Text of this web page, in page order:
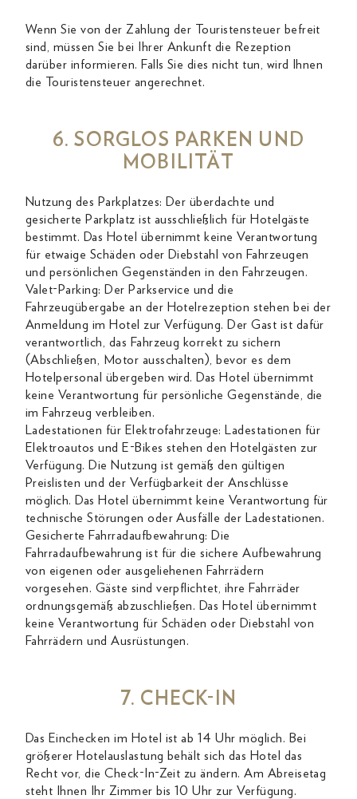
Wenn Sie von der Zahlung der Touristensteuer befreit
sind, müssen Sie bei Ihrer Ankunft die Rezeption
darüber informieren. Falls Sie dies nicht tun, wird Ihnen
die Touristensteuer angerechnet.
6. SORGLOS PARKEN UND
MOBILITÄT
Nutzung des Parkplatzes: Der überdachte und
gesicherte Parkplatz ist ausschließlich für Hotelgäste
bestimmt. Das Hotel übernimmt keine Verantwortung
für etwaige Schäden oder Diebstahl von Fahrzeugen
und persönlichen Gegenständen in den Fahrzeugen.
Valet-Parking: Der Parkservice und die
Fahrzeugübergabe an der Hotelrezeption stehen bei der
Anmeldung im Hotel zur Verfügung. Der Gast ist dafür
verantwortlich, das Fahrzeug korrekt zu sichern
(Abschließen, Motor ausschalten), bevor es dem
Hotelpersonal übergeben wird. Das Hotel übernimmt
keine Verantwortung für persönliche Gegenstände, die
im Fahrzeug verbleiben.
Ladestationen für Elektrofahrzeuge: Ladestationen für
Elektroautos und E-Bikes stehen den Hotelgästen zur
Verfügung. Die Nutzung ist gemäß den gültigen
Preislisten und der Verfügbarkeit der Anschlüsse
möglich. Das Hotel übernimmt keine Verantwortung für
technische Störungen oder Ausfälle der Ladestationen.
Gesicherte Fahrradaufbewahrung: Die
Fahrradaufbewahrung ist für die sichere Aufbewahrung
von eigenen oder ausgeliehenen Fahrrädern
vorgesehen. Gäste sind verpflichtet, ihre Fahrräder
ordnungsgemäß abzuschließen. Das Hotel übernimmt
keine Verantwortung für Schäden oder Diebstahl von
Fahrrädern und Ausrüstungen.
7. CHECK-IN
Das Einchecken im Hotel ist ab 14 Uhr möglich. Bei
größerer Hotelauslastung behält sich das Hotel das
Recht vor, die Check-In-Zeit zu ändern. Am Abreisetag
steht Ihnen Ihr Zimmer bis 10 Uhr zur Verfügung.